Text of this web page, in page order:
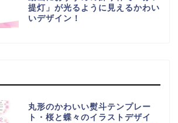
提灯」が光るように見えるかわい
いデザイン！
丸形のかわいい熨斗テンプレー
ト・桜と蝶々のイラストデザイ